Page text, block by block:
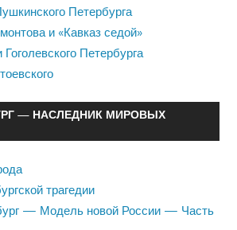
Петербурга
и «Кавказ седой»
Петербурга
— НАСЛЕДНИК МИРОВЫХ
трагедии
— Модель новой России — Часть